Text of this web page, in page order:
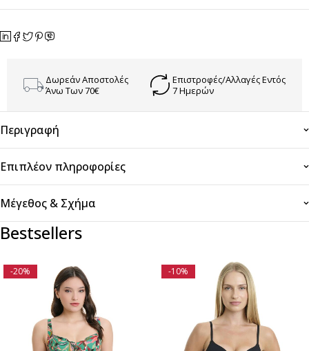
Δωρεάν Αποστολές
Άνω Των 70€
Επιστροφές/Αλλαγές Εντός
7 Ημερών
Περιγραφή
Επιπλέον πληροφορίες
Μέγεθος & Σχήμα
Bestsellers
-20% -10%